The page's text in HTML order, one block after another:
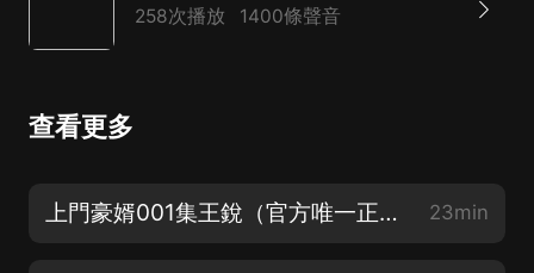
258次播放 1400條聲音
查看更多
上門豪婿001集王銳（官方唯一正版~認準不迷路！） 23min